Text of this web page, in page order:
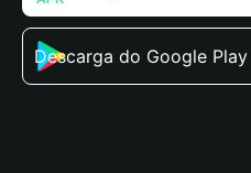
Descarga do Google Play